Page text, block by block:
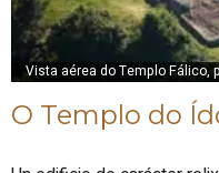
Vista aérea do Templo
O Templo do